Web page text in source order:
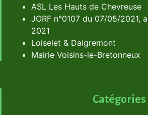
ASL Les Hauts de Chevreuse
JORF n°0107 du 07/05/2021,
2021
Loiselet & Daigremont
Mairie Voisins-le-Bretonneux
Catégories